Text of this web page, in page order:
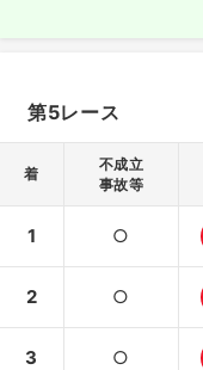
第5レース
着
不成立
事故等
1 ○
2 ○
3 ○